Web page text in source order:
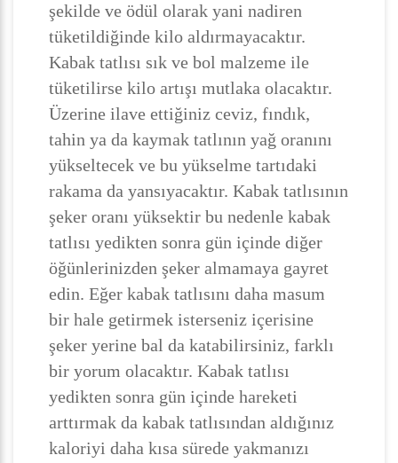
şekilde ve ödül olarak yani nadiren
tüketildiğinde kilo aldırmayacaktır.
Kabak tatlısı sık ve bol malzeme ile
tüketilirse kilo artışı mutlaka olacaktır.
Üzerine ilave ettiğiniz ceviz, fındık,
tahin ya da kaymak tatlının yağ oranını
yükseltecek ve bu yükselme tartıdaki
rakama da yansıyacaktır. Kabak tatlısının
şeker oranı yüksektir bu nedenle kabak
tatlısı yedikten sonra gün içinde diğer
öğünlerinizden şeker almamaya gayret
edin. Eğer kabak tatlısını daha masum
bir hale getirmek isterseniz içerisine
şeker yerine bal da katabilirsiniz, farklı
bir yorum olacaktır. Kabak tatlısı
yedikten sonra gün içinde hareketi
arttırmak da kabak tatlısından aldığınız
kaloriyi daha kısa sürede yakmanızı